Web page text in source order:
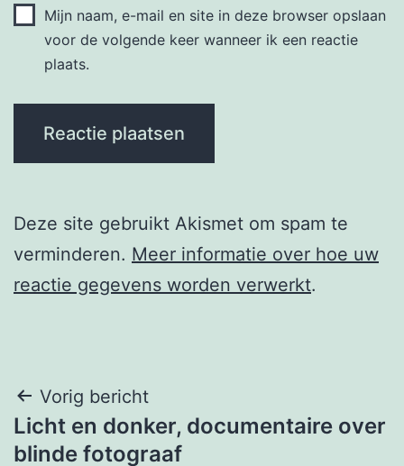
Mijn naam, e-mail en site in deze browser opslaan
voor de volgende keer wanneer ik een reactie
plaats.
Deze site gebruikt Akismet om spam te
verminderen. Meer informatie over hoe uw
reactie gegevens worden verwerkt.
Berichtnavigatie
Vorig bericht
Licht en donker, documentaire over
blinde fotograaf